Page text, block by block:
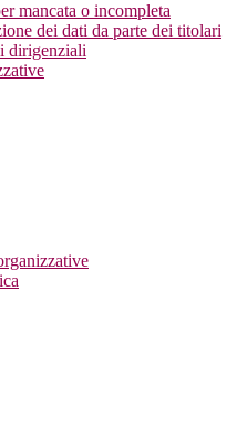
mancata o incompleta
dei dati da parte dei titolari
dirigenziali